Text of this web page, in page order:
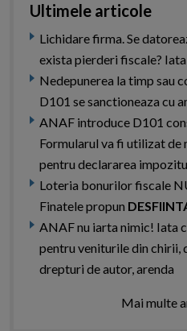
Ultimele articole
Lichidare firma. Se
exista pierderi fiscale?
Nedepunerea la timp sau
D101 se sanctioneaza cu
ANAF introduce D101
Formularul va fi utilizat
pentru declararea
Loteria bonurilor fiscale
Finatele propun
ANAF nu iarta nimic! Iata
pentru veniturile din chirii,
drepturi de autor, arenda
Mai multe